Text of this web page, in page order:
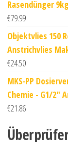
Rasendünger
€79.99
Objektvlies 150
Anstrichvlies
€24.50
MKS-PP
Chemie - G1/2"
€21.86